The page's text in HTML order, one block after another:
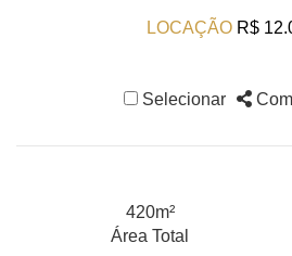
LOCAÇÃOR$
Selecionar
420m²
Área Total